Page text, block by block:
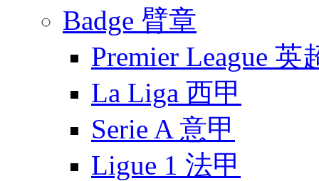
Badge 臂章
Premier League 英
La Liga 西甲
Serie A 意甲
Ligue 1 法甲